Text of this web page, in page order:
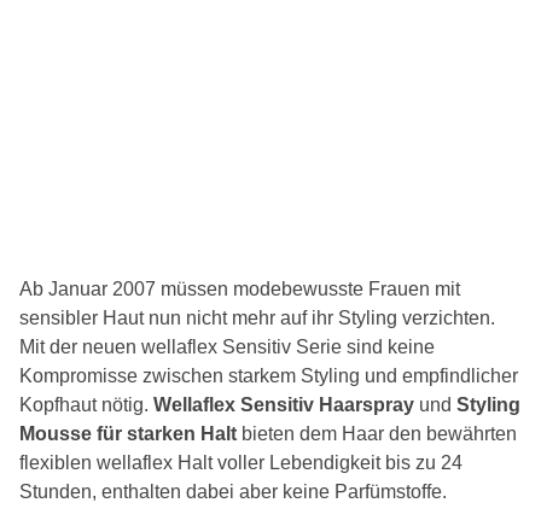
Ab Januar 2007 müssen modebewusste Frauen mit
sensibler Haut nun nicht mehr auf ihr Styling verzichten.
Mit der neuen wellaflex Sensitiv Serie sind keine
Kompromisse zwischen starkem Styling und empfindlicher
Kopfhaut nötig. Wellaflex Sensitiv Haarspray und Styling
Mousse für starken Halt bieten dem Haar den bewährten
flexiblen wellaflex Halt voller Lebendigkeit bis zu 24
Stunden, enthalten dabei aber keine Parfümstoffe.